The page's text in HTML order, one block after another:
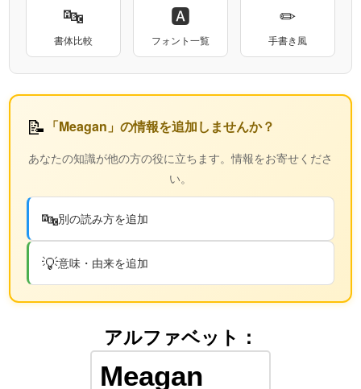
🔤
書体比較
🅰
フォント一覧
✏
手書き風
📝 「Meagan」の情報を追加しませんか？
あなたの知識が他の方の役に立ちます。情報をお寄せくださ
い。
🔤別の読み方を追加
💡意味・由来を追加
アルファベット：